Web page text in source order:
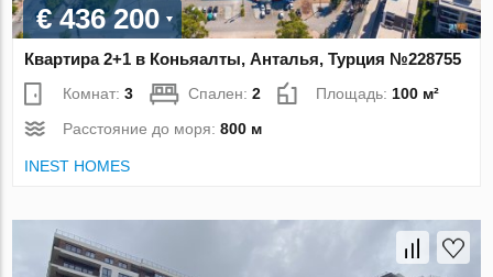
€ 436 200
Квартира 2+1 в Коньяалты, Анталья, Турция №228755
Комнат:3 Спален:2 Площадь: 100 м²
Расстояние до моря:800 м
INEST HOMES